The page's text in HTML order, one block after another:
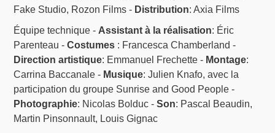
Fake Studio, Rozon Films - Distribution: Axia Films
Équipe technique - Assistant à la réalisation: Éric
Parenteau -Costumes : Francesca Chamberland -
Direction artistique: Emmanuel Frechette - Montage:
Carrina Baccanale - Musique: Julien Knafo, avec la
participation du groupe Sunrise and Good People -
Photographie: Nicolas Bolduc -Son: Pascal Beaudin,
Martin Pinsonnault, Louis Gignac